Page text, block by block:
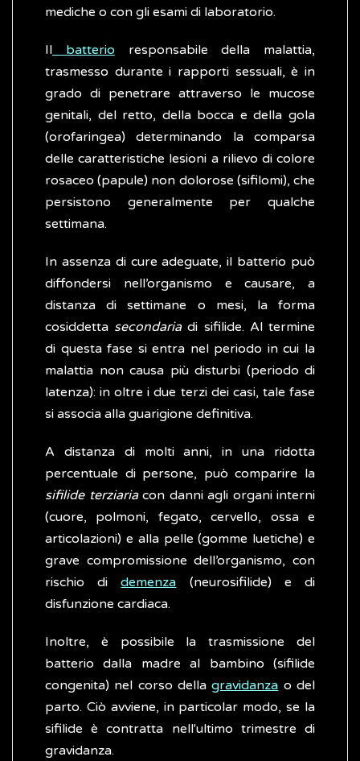
mediche o con gli esami di laboratorio.
Il batterio responsabile della malattia,
trasmesso durante i rapporti sessuali, è in
grado di penetrare attraverso le mucose
genitali, del retto, della bocca e della gola
(orofaringea) determinando la comparsa
delle caratteristiche lesioni a rilievo di colore
rosaceo (papule) non dolorose (sifilomi), che
persistono generalmente per qualche
settimana.
In assenza di cure adeguate, il batterio può
diffondersi nell’organismo e causare, a
distanza di settimane o mesi, la forma
cosiddetta secondariadi sifilide. Al termine
di questa fase si entra nel periodo in cui la
malattia non causa più disturbi (periodo di
latenza): in oltre i due terzi dei casi, tale fase
si associa alla guarigione definitiva.
A distanza di molti anni, in una ridotta
percentuale di persone, può comparire la
sifilide terziariacon danni agli organi interni
(cuore, polmoni, fegato, cervello, ossa e
articolazioni) e alla pelle (gomme luetiche) e
grave compromissione dell’organismo, con
rischio didemenza (neurosifilide) e di
disfunzione cardiaca.
Inoltre, è possibile la trasmissione del
batterio dalla madre al bambino (sifilide
congenita) nel corso dellagravidanza o del
parto. Ciò avviene, in particolar modo, se la
sifilide è contratta nell'ultimo trimestre di
gravidanza.